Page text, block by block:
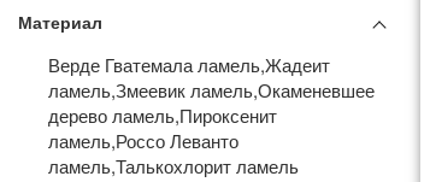
Материал
Верде Гватемала ламель,Жадеит
ламель,Змеевик ламель,Окаменевшее
дерево ламель,Пироксенит
ламель,Россо Леванто
ламель,Талькохлорит ламель